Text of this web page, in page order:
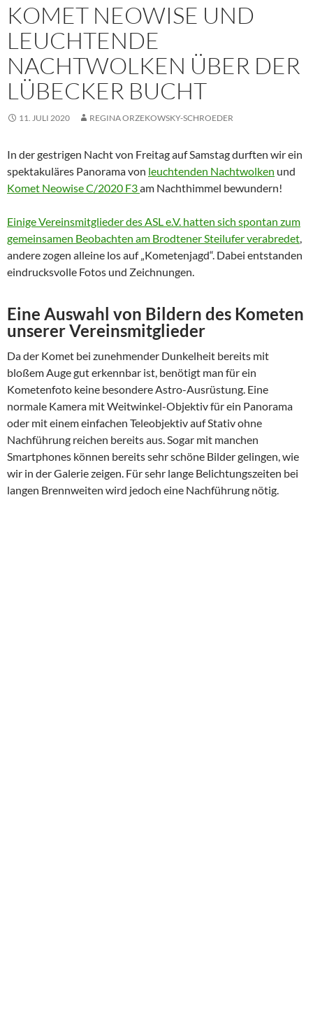
KOMET NEOWISE UND
LEUCHTENDE
NACHTWOLKEN ÜBER DER
LÜBECKER BUCHT
11. JULI 2020 REGINA ORZEKOWSKY-SCHROEDER
In der gestrigen Nacht von Freitag auf Samstag durften wir ein
spektakuläres Panorama von leuchtenden Nachtwolken und
Komet Neowise C/2020 F3am Nachthimmel bewundern!
Einige Vereinsmitglieder des ASL e.V. hatten sich spontan zum
gemeinsamen Beobachten am Brodtener Steilufer verabredet,
andere zogen alleine los auf „Kometenjagd“. Dabei entstanden
eindrucksvolle Fotos und Zeichnungen.
Eine Auswahl von Bildern des Kometen
unserer Vereinsmitglieder
Da der Komet bei zunehmender Dunkelheit bereits mit
bloßem Auge gut erkennbar ist, benötigt man für ein
Kometenfoto keine besondere Astro-Ausrüstung. Eine
normale Kamera mit Weitwinkel-Objektiv für ein Panorama
oder mit einem einfachen Teleobjektiv auf Stativ ohne
Nachführung reichen bereits aus. Sogar mit manchen
Smartphones können bereits sehr schöne Bilder gelingen, wie
wir in der Galerie zeigen. Für sehr lange Belichtungszeiten bei
langen Brennweiten wird jedoch eine Nachführung nötig.